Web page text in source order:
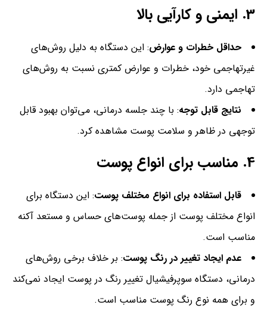
3. ایمنی و کارآیی بالا
حداقل خطرات و عوارض: این دستگاه به دلیل روش‌های
غیرتهاجمی خود، خطرات و عوارض کمتری نسبت به روش‌های
تهاجمی دارد.
نتایج قابل توجه: با چند جلسه درمانی، می‌توان بهبود قابل
توجهی در ظاهر و سلامت پوست مشاهده کرد.
4. مناسب برای انواع پوست
قابل استفاده برای انواع مختلف پوست: این دستگاه برای
انواع مختلف پوست از جمله پوست‌های حساس و مستعد آکنه
مناسب است.
عدم ایجاد تغییر در رنگ پوست: بر خلاف برخی روش‌های
درمانی، دستگاه سوپرفیشیال تغییر رنگ در پوست ایجاد نمی‌کند
و برای همه نوع رنگ پوست مناسب است.